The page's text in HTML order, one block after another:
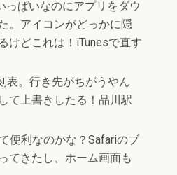
っぱいなのにアプリをダウ
。アイコンがどっかに隠
けどこれは！iTunesで直す
表。行き先がちがうやん
て上書きしたる！品川駅
便利なのかな？Safariのブ
てきたし、ホーム画面も